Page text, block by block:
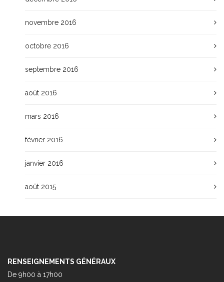
novembre 2016
octobre 2016
septembre 2016
août 2016
mars 2016
février 2016
janvier 2016
août 2015
RENSEIGNEMENTS GÉNÉRAUX
De 9h00 à 17h00